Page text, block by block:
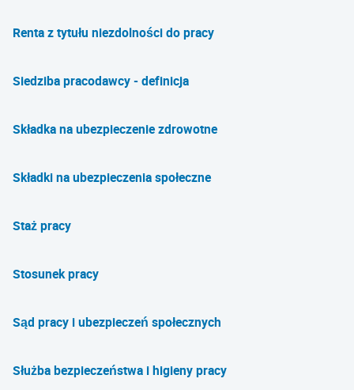
Renta z tytułu niezdolności do pracy
Siedziba pracodawcy - definicja
Składka na ubezpieczenie zdrowotne
Składki na ubezpieczenia społeczne
Staż pracy
Stosunek pracy
Sąd pracy i ubezpieczeń społecznych
Służba bezpieczeństwa i higieny pracy